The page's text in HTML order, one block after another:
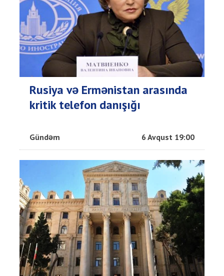
Rusiya və Ermənistan arasında
kritik telefon danışığı
Gündəm 6 Avqust 19:00